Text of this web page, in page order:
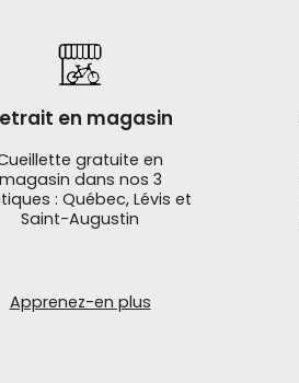
en magasin
gratuite en
magasin dans nos 3
: Québec, Lévis et
Saint-Augustin
Apprenez-en plus